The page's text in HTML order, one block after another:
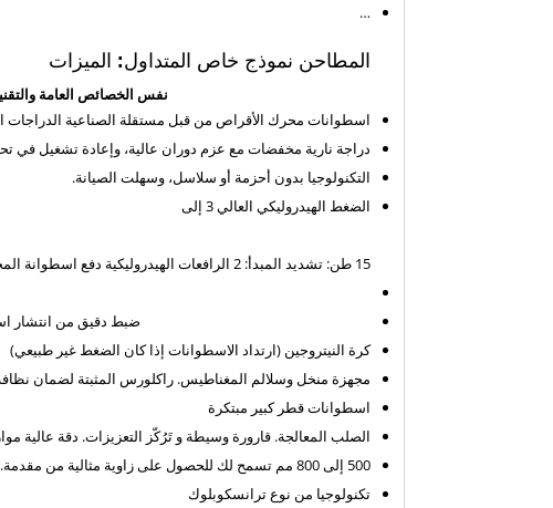
…
المطاحن نموذج خاص المتداول: الميزات
نفس الخصائص العامة
اسطوانات محرك الأقراص من قبل مستقلة الصناعية الدراجات
دراجة نارية مخفضات مع عزم دوران عالية، وإعادة تشغيل في
التكنولوجيا بدون أحزمة أو سلاسل، وسهلت الصيانة.
الضغط الهيدروليكي العالي 3 إلى
15 طن:
تشديد المبدأ: 2 الرافعات الهيدروليكية دفع اسطوانة المحمول على اسطوانة ثابتة (3 إلى 15 طنا من الضغط).
ضبط دقيق من انتشار
كرة النيتروجين (ارتداد الاسطوانات إذا كان الضغط غير طبيعي)
مجهزة منخل وسلالم المغناطيس.راكلورس المثبتة لضمان
اسطوانات قطر كبير مبتكرة
الصلب المعالجة. قارورة وسيطة و تَرُكّز التعزيزات. دقة عالية
500 إلى 800 مم تسمح لك للحصول على زاوية مثالية من مقدمة.
تكنولوجيا من نوع ترانسكوبلوك